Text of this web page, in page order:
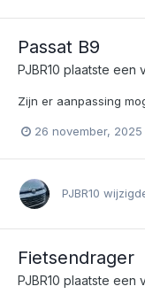
Passat B9
PJBR10 plaatste een
Zijn er aanpassing
26 november, 2025
PJBR10
Fietsendrager
PJBR10 plaatste een